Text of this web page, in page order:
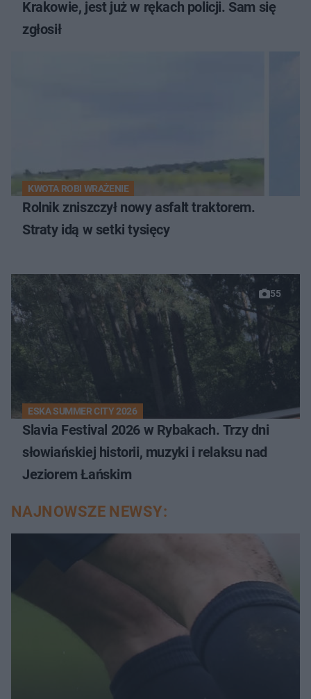
Krakowie, jest już w rękach policji. Sam się
zgłosił
KWOTA ROBI WRAŻENIE
Rolnik zniszczył nowy asfalt traktorem.
Straty idą w setki tysięcy
55
ESKA SUMMER CITY 2026
Slavia Festival 2026 w Rybakach. Trzy dni
słowiańskiej historii, muzyki i relaksu nad
Jeziorem Łańskim
NAJNOWSZE NEWSY: